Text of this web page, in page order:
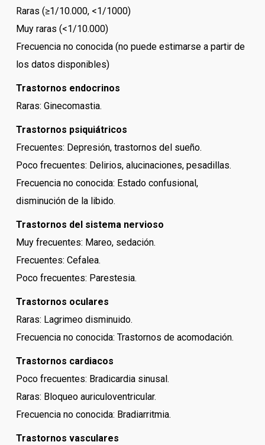
Raras (≥1/10.000, <1/1000)
Muy raras (<1/10.000)
Frecuencia no conocida (no puede estimarse a partir de
los datos disponibles)
Trastornos endocrinos
Raras: Ginecomastia.
Trastornos psiquiátricos
Frecuentes: Depresión, trastornos del sueño.
Poco frecuentes: Delirios, alucinaciones, pesadillas.
Frecuencia no conocida: Estado confusional,
disminución de la libido.
Trastornos del sistema nervioso
Muy frecuentes: Mareo, sedación.
Frecuentes: Cefalea.
Poco frecuentes: Parestesia.
Trastornos oculares
Raras: Lagrimeo disminuido.
Frecuencia no conocida: Trastornos de acomodación.
Trastornos cardiacos
Poco frecuentes: Bradicardia sinusal.
Raras: Bloqueo auriculoventricular.
Frecuencia no conocida: Bradiarritmia.
Trastornos vasculares